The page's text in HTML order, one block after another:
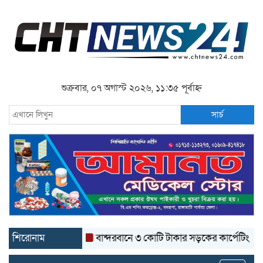
শুক্রবার, ০৭ অগাস্ট ২০২৬, ১১:৩৫ পূর্বাহ্ন
সার্চ
শিরোনাম বান্দরবানে ৩ কোটি টাকার সড়কের কার্পেটিং উঠে যাচ্ছে